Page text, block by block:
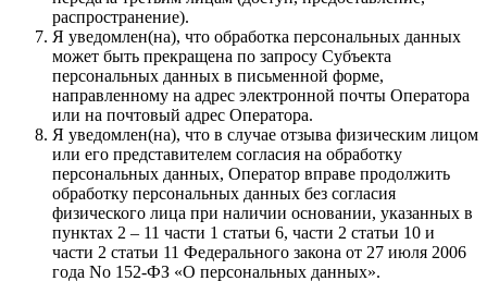
распространение).
Я уведомлен(на), что обработка персональных данных
может быть прекращена по запросу Субъекта
персональных данных в письменной форме,
направленному на адрес электронной почты Оператора
или на почтовый адрес Оператора.
Я уведомлен(на), что в случае отзыва физическим лицом
или его представителем согласия на обработку
персональных данных, Оператор вправе продолжить
обработку персональных данных без согласия
физического лица при наличии основании, указанных в
пунктах 2 – 11 части 1 статьи 6, части 2 статьи 10 и
части 2 статьи 11 Федерального закона от 27 июля 2006
года No 152-ФЗ «О персональных данных».